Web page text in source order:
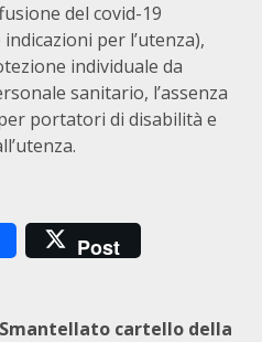
del covid-19
per l’utenza),
individuale da
sanitario, l’assenza
portatori di disabilità e
Post
Smantellato cartello della